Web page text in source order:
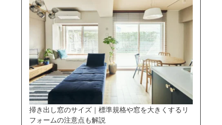
掃き出し窓のサイズ｜標準規格や窓を大きくするリ
フォームの注意点も解説